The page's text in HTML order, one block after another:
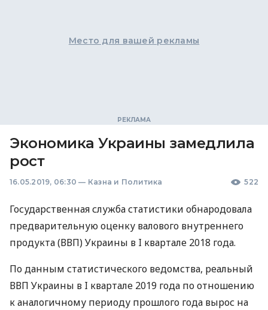
Место для вашей рекламы
Экономика Украины замедлила
рост
16.05.2019, 06:30 — Казна и Политика 522
Государственная служба статистики обнародовала
предварительную оценку валового внутреннего
продукта (ВВП) Украины в I квартале 2018 года.
По данным статистического ведомства, реальный
ВВП Украины в I квартале 2019 года по отношению
к аналогичному периоду прошлого года вырос на